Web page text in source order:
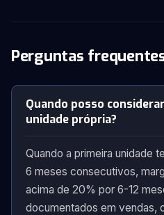
Perguntas
Quando posso
unidade própria?
Quando a primeira unidade
6 meses consecutivos,
acima de 20% por 6-12
documentados em vendas,